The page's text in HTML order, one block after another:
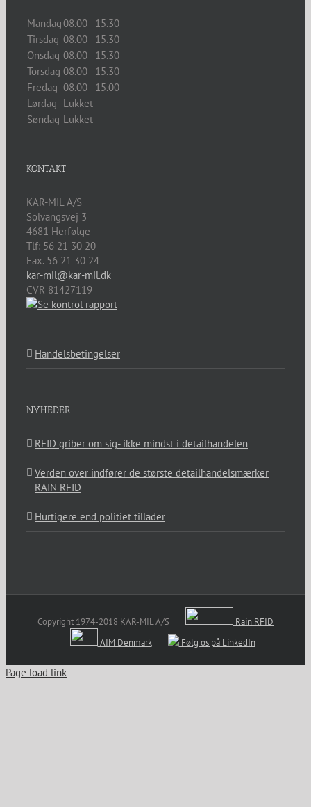
Mandag08.00 - 15.30
Tirsdag 08.00 - 15.30
Onsdag 08.00 - 15.30
Torsdag 08.00 - 15.30
Fredag 08.00 - 15.00
Lørdag Lukket
Søndag Lukket
KONTAKT
KAR-MIL A/S
Solvangsvej 3
4681 Herfølge
Tlf: 56 21 30 20
Fax. 56 21 30 24
kar-mil@kar-mil.dk
CVR 81427119
Handelsbetingelser
NYHEDER
RFID griber om sig- ikke mindst i detailhandelen
Verden over indfører de største detailhandelsmærker
RAIN RFID
Hurtigere end politiet tillader
Copyright 1974-2018 KAR-MIL A/S
Rain RFID
AIM Denmark
Følg os på LinkedIn
Page load link